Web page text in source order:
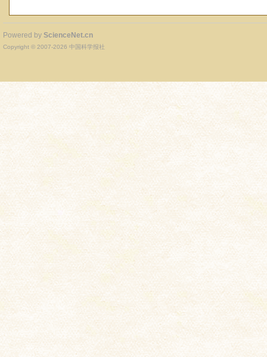
Powered by ScienceNet.cn
Copyright © 2007-2026 中国科学报社